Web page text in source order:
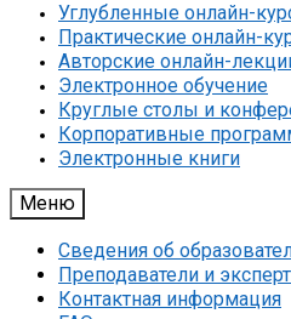
Углубленные онлайн-
Практические онлайн-
Авторские онлайн-
Электронное обучение
Круглые столы и
Корпоративные
Электронные книги
Меню
Сведения об
Преподаватели и
Контактная информация